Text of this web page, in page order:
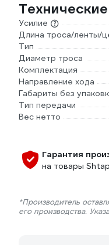
Усилие
Длина троса/ленты/
Тип
Диаметр троса
Комплектация
Направление хода
Габариты без
Тип передачи
Вес нетто
Гарантия
на товары
*Производитель
его производства.